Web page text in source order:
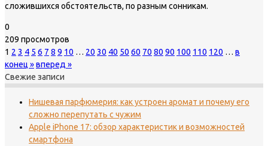
сложившихся обстоятельств, по разным сонникам.
0
209 просмотров
1 2 3 4 5 6 7 8 9 10 … 20 30 40 50 60 70 80 90 100 110 120 … в
конец »вперед »
Свежие записи
Нишевая парфюмерия: как устроен аромат и почему его
сложно перепутать с чужим
Apple iPhone 17: обзор характеристик и возможностей
смартфона